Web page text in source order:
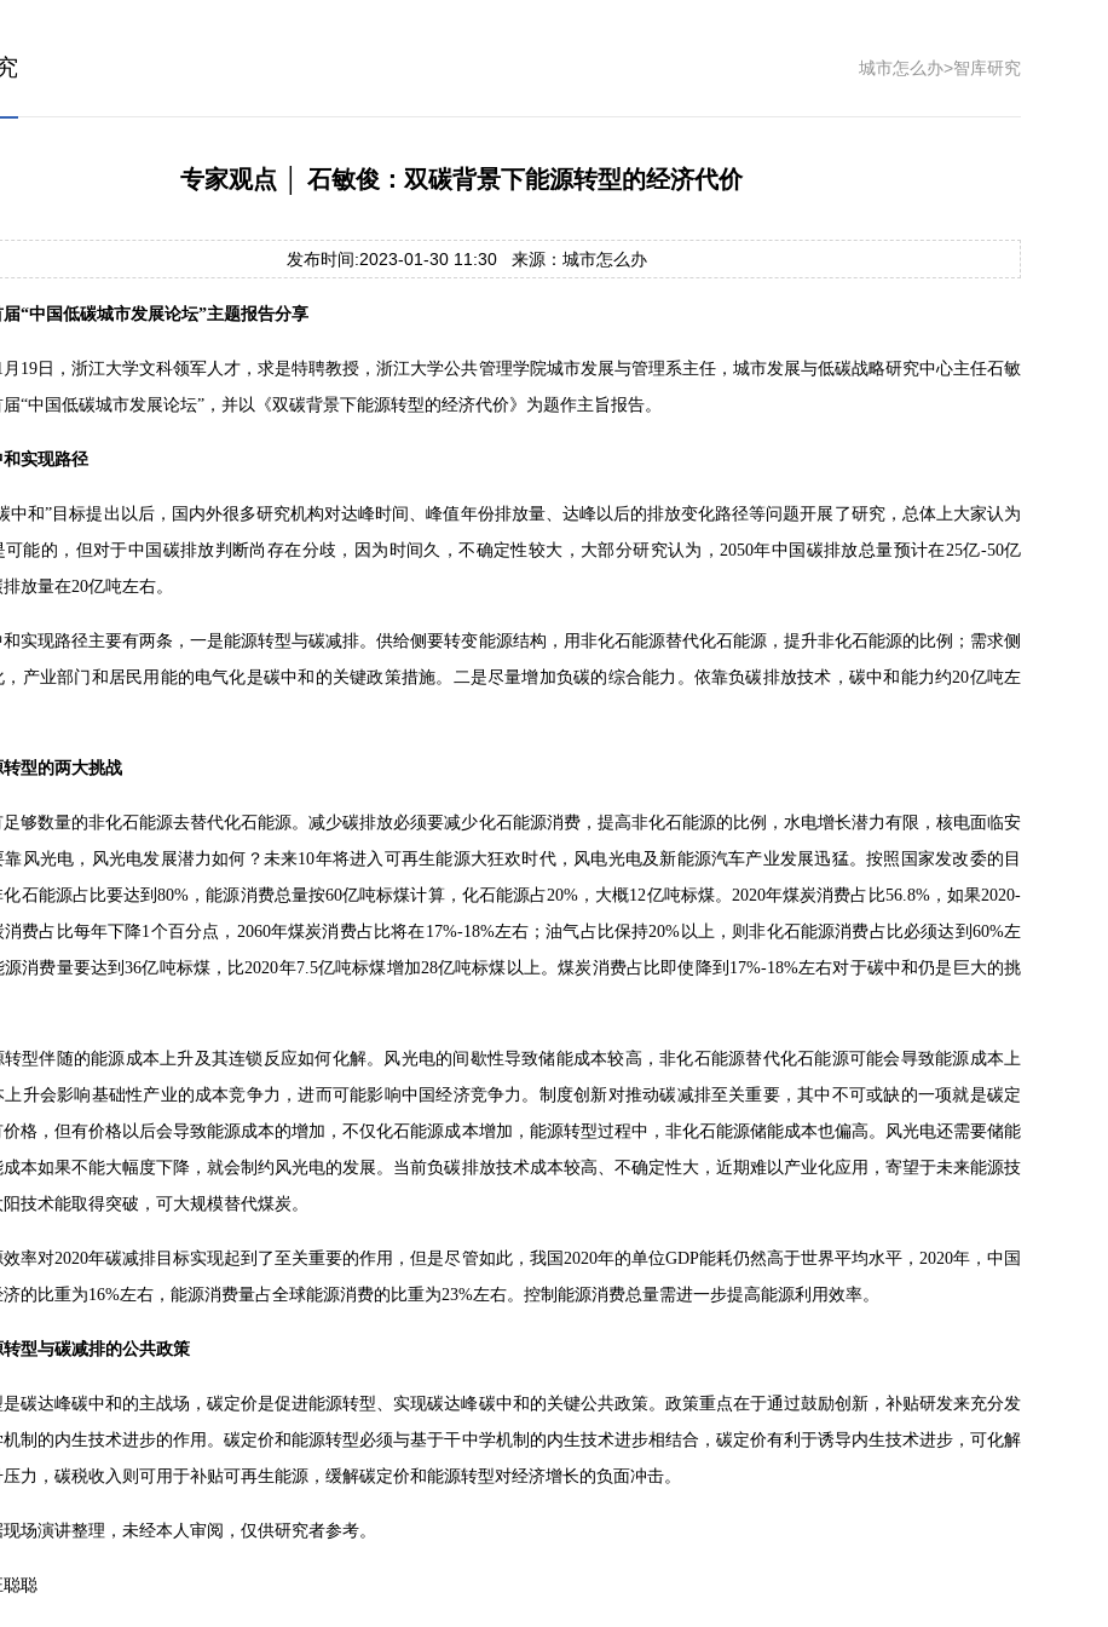
城市怎么办>智库研究
专家观点 │ 石敏俊：双碳背景下能源转型的经济代价
发布时间:2023-01-30 11:30 来源：城市怎么办
届“中国低碳城市发展论坛”主题报告分享
月19日，浙江大学文科领军人才，求是特聘教授，浙江大学公共管理学院城市发展与管理系主任，城市发展与低碳战略研究中心主任石敏
“中国低碳城市发展论坛”，并以《双碳背景下能源转型的经济代价》为题作主旨报告。
实现路径
中和”目标提出以后，国内外很多研究机构对达峰时间、峰值年份排放量、达峰以后的排放变化路径等问题开展了研究，总体上大家认为
可能的，但对于中国碳排放判断尚存在分歧，因为时间久，不确定性较大，大部分研究认为，2050年中国碳排放总量预计在25亿-50亿
放量在20亿吨左右。
实现路径主要有两条，一是能源转型与碳减排。供给侧要转变能源结构，用非化石能源替代化石能源，提升非化石能源的比例；需求侧
，产业部门和居民用能的电气化是碳中和的关键政策措施。二是尽量增加负碳的综合能力。依靠负碳排放技术，碳中和能力约20亿吨左
型的两大挑战
够数量的非化石能源去替代化石能源。减少碳排放必须要减少化石能源消费，提高非化石能源的比例，水电增长潜力有限，核电面临安
风光电，风光电发展潜力如何？未来10年将进入可再生能源大狂欢时代，风电光电及新能源汽车产业发展迅猛。按照国家发改委的目
化石能源占比要达到80%，能源消费总量按60亿吨标煤计算，化石能源占20%，大概12亿吨标煤。2020年煤炭消费占比56.8%，如果2020-
消费占比每年下降1个百分点，2060年煤炭消费占比将在17%-18%左右；油气占比保持20%以上，则非化石能源消费占比必须达到60%左
消费量要达到36亿吨标煤，比2020年7.5亿吨标煤增加28亿吨标煤以上。煤炭消费占比即使降到17%-18%左右对于碳中和仍是巨大的挑
转型伴随的能源成本上升及其连锁反应如何化解。风光电的间歇性导致储能成本较高，非化石能源替代化石能源可能会㝵致能源成本上
上升会影响基础性产业的成本竞争力，进而可能影响中国经济竞争力。制度创新对推动碳减排至关重要，其中不可或缺的一项就是碳定
格，但有价格以后会导致能源成本的增加，不仅化石能源成本增加，能源转型过程中，非化石能源储能成本也偏高。风光电还需要储能
本如果不能大幅度下降，就会制约风光电的发展。当前负碳排放技术成本较高、不确定性大，近期难以产业化应用，寄望于未来能源技
技术能取得突破，可大规模替代煤炭。
率对2020年碳减排目标实现起到了至关重要的作用，但是尽管如此，我国2020年的单位GDP能耗仍然高于世界平均水平，2020年，中国
的比重为16%左右，能源消费量占全球能源消费的比重为23%左右。控制能源消费总量需进一步提高能源利用效率。
型与碳减排的公共政策
碳达峰碳中和的主战场，碳定价是促进能源转型、实现碳达峰碳中和的关键公共政策。政策重点在于通过鼓励创新，补贴研发来充分发
制的内生技术进步的作用。碳定价和能源转型必须与基于干中学机制的内生技术进步相结合，碳定价有利于诱导内生技术进步，可化解
力，碳税收入则可用于补贴可再生能源，缓解碳定价和能源转型对经济增长的负面冲击。
场演讲整理，未经本人审阅，仅供研究者参考。
聪聪